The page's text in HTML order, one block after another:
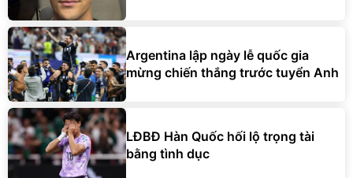
Argentina lập ngày lễ quốc gia
mừng chiến thắng trước tuyển Anh
LĐBĐ Hàn Quốc hối lộ trọng tài
bằng tình dục